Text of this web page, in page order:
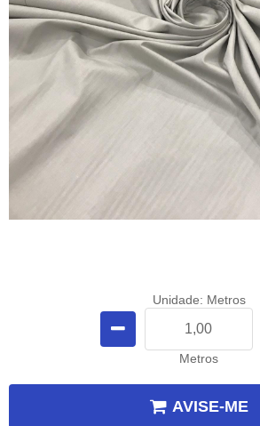
Unidade: Metros
Metros
AVISE-ME